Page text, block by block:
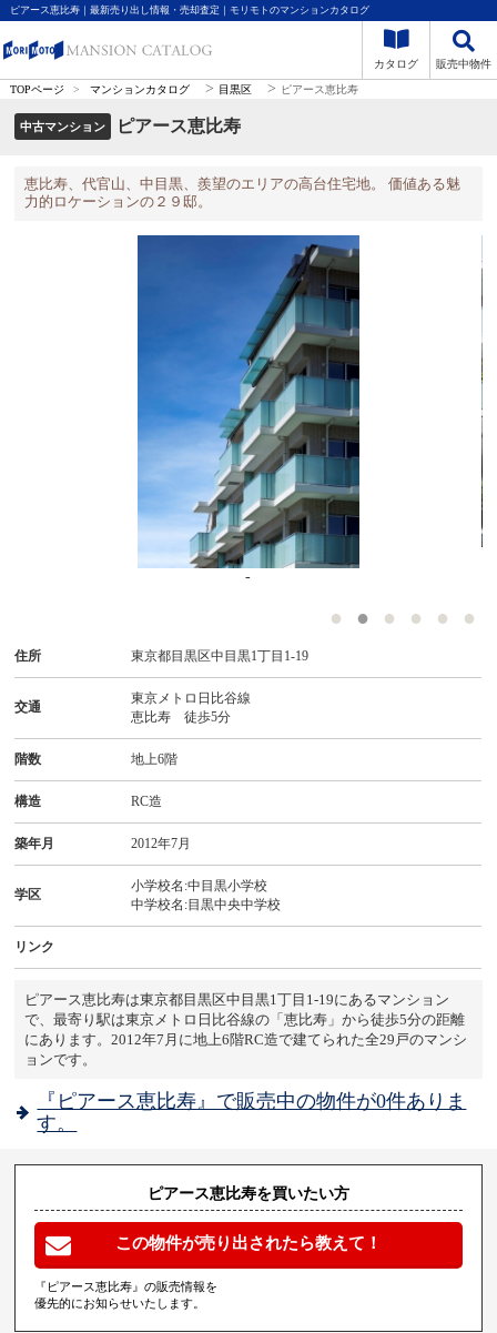
ピアース恵比寿｜最新売り出し情報・売却査定｜モリモトのマンションカタログ
カタログ 販売中物件
TOPページ > マンションカタログ > 目黒区 > ピアース恵比寿
中古マンション ピアース恵比寿
恵比寿、代官山、中目黒、羨望のエリアの高台住宅地。 価値ある魅
力的ロケーションの２９邸。
-
住所 東京都目黒区中目黒1丁目1-19
交通
東京メトロ日比谷線
恵比寿 徒歩5分
階数 地上6階
構造 RC造
築年月 2012年7月
学区
小学校名:中目黒小学校
中学校名:目黒中央中学校
リンク
ピアース恵比寿は東京都目黒区中目黒1丁目1-19にあるマンション
で、最寄り駅は東京メトロ日比谷線の「恵比寿」から徒歩5分の距離
にあります。2012年7月に地上6階RC造で建てられた全29戸のマンシ
ョンです。
『ピアース恵比寿』で販売中の物件が0件ありま
す。
ピアース恵比寿を買いたい方
この物件が売り出されたら教えて！
『ピアース恵比寿』の販売情報を
優先的にお知らせいたします。